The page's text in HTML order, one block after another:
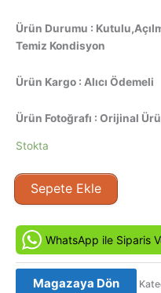
Ürün Durumu :
Temiz Kondisyon
Ürün Kargo : Alıcı Ödemeli
Ürün Fotoğrafı : Orijinal
Stokta
Görünmez
-
Invisible
(2007)
Orijinal
VCD
Sepete Ekle
WhatsApp ile Siparis
Magazaya Dön